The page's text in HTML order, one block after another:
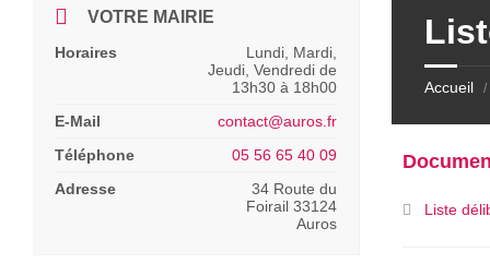
Accueil /
Liste
VOTRE MAIRIE
Horaires
Lundi, Mardi,
Jeudi, Vendredi de
13h30 à 18h00
E-Mail
contact@auros.fr
Téléphone
05 56 65 40 09
Adresse
34 Route du
Foirail 33124
Auros